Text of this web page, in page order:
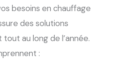
besoins en chauffage
des solutions
au long de l’année.
: